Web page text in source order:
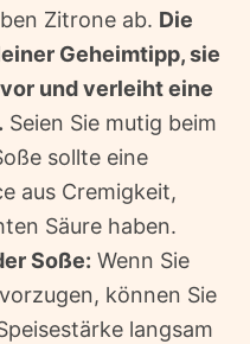
Zitrone ab. Die
Geheimtipp, sie
und verleiht eine
Seien Sie mutig beim
sollte eine
aus Cremigkeit,
Säure haben.
Soße: Wenn Sie
können Sie
langsam